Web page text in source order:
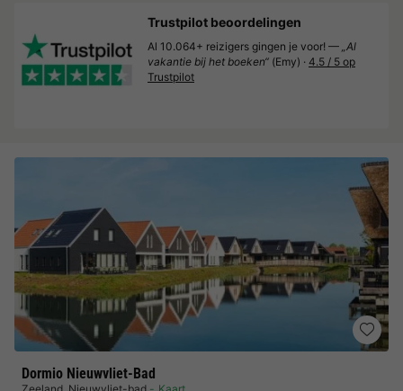
Dormio Nieuwvliet-Bad
Trustpilot beoordelingen
Al 10.064+ reizigers gingen je voor! — „Al
vakantie bij het boeken“ (Emy) · 4.5 / 5 op
Trustpilot